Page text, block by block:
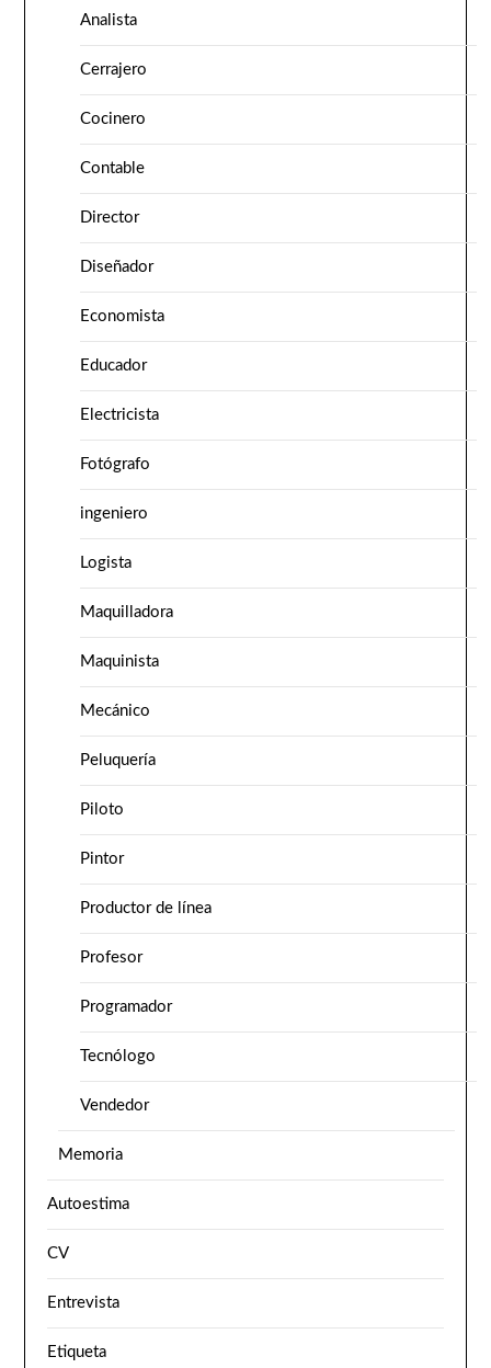
Analista
Cerrajero
Cocinero
Contable
Director
Diseñador
Economista
Educador
Electricista
Fotógrafo
ingeniero
Logista
Maquilladora
Maquinista
Mecánico
Peluquería
Piloto
Pintor
Productor de línea
Profesor
Programador
Tecnólogo
Vendedor
Memoria
Autoestima
CV
Entrevista
Etiqueta